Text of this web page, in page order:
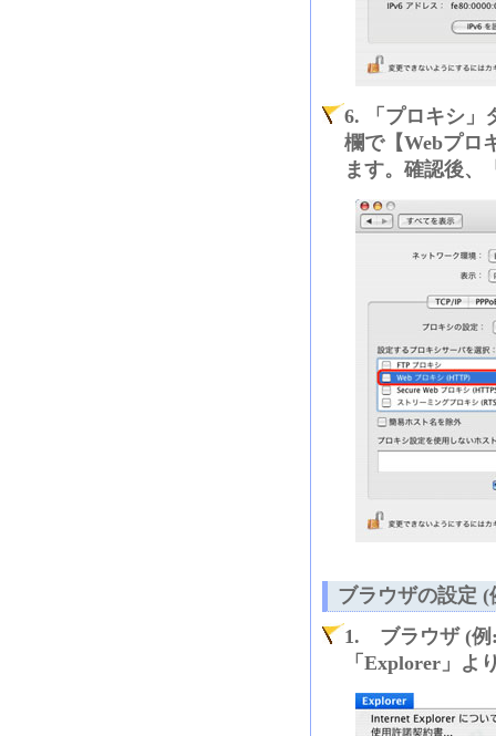
6. 「プロキシ」
欄で【Webプロ
ます。確認後、
ブラウザの設定
1. ブラウザ (例
「Explorer」